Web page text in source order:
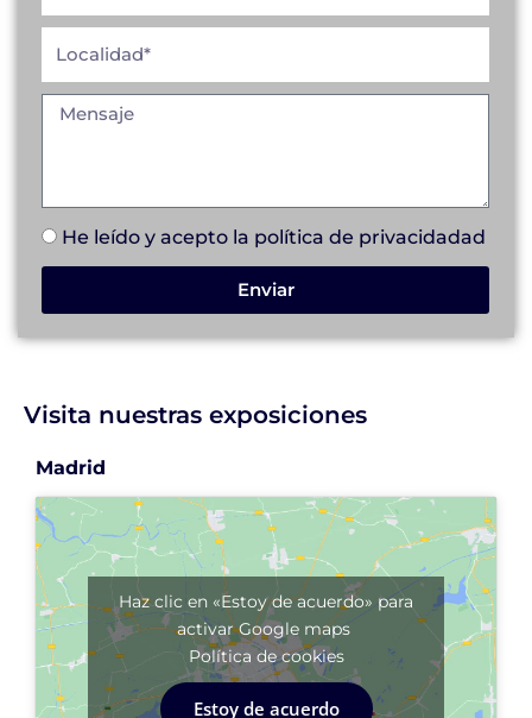
He leído y acepto la política de privacidadad
Enviar
Visita nuestras exposiciones
Madrid
Haz clic en «Estoy de acuerdo» para
activar Google maps
Política de cookies
Estoy de acuerdo